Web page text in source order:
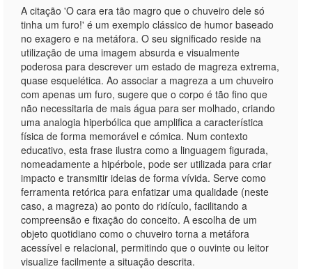
A citação 'O cara era tão magro que o chuveiro dele só
tinha um furo!' é um exemplo clássico de humor baseado
no exagero e na metáfora. O seu significado reside na
utilização de uma imagem absurda e visualmente
poderosa para descrever um estado de magreza extrema,
quase esquelética. Ao associar a magreza a um chuveiro
com apenas um furo, sugere que o corpo é tão fino que
não necessitaria de mais água para ser molhado, criando
uma analogia hiperbólica que amplifica a característica
física de forma memorável e cómica. Num contexto
educativo, esta frase ilustra como a linguagem figurada,
nomeadamente a hipérbole, pode ser utilizada para criar
impacto e transmitir ideias de forma vívida. Serve como
ferramenta retórica para enfatizar uma qualidade (neste
caso, a magreza) ao ponto do ridículo, facilitando a
compreensão e fixação do conceito. A escolha de um
objeto quotidiano como o chuveiro torna a metáfora
acessível e relacional, permitindo que o ouvinte ou leitor
visualize facilmente a situação descrita.